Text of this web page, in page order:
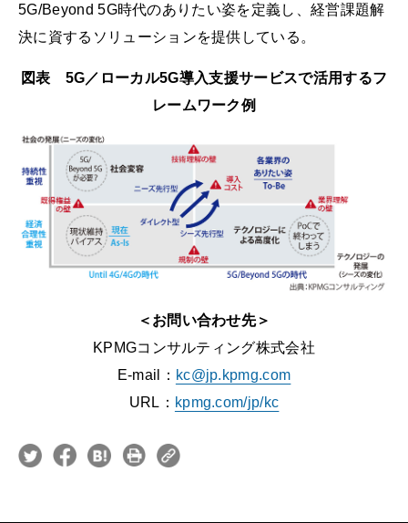
5G/Beyond 5G時代のありたい姿を定義し、経営課題解
決に資するソリューションを提供している。
図表 5G／ローカル5G導入支援サービスで活用するフ
レームワーク例
＜お問い合わせ先＞
KPMGコンサルティング株式会社
E-mail： kc@jp.kpmg.com
URL： kpmg.com/jp/kc